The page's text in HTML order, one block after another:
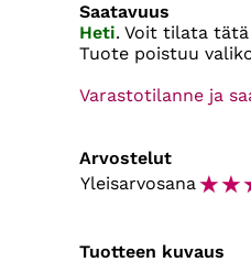
Saatavuus
Heti. Voit tilata
Tuote poistuu
Varastotilanne ja
Arvostelut
Yleisarvosana☆☆
Tuotteen kuvaus